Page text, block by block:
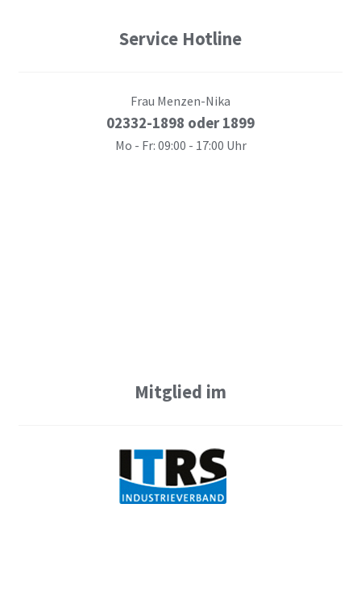
Service Hotline
Frau Menzen-Nika
02332-1898 oder 1899
Mo - Fr: 09:00 - 17:00 Uhr
Mitglied im